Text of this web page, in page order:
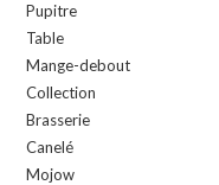
Pupitre
Table
Mange-debout
Collection
Brasserie
Canelé
Mojow